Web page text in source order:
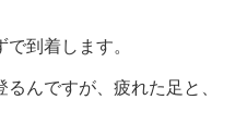
到着します。
んですが、疲れた足と、